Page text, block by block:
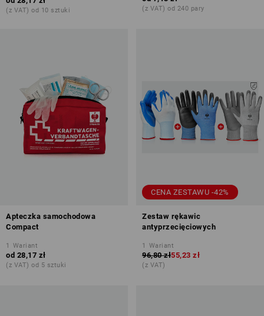
(z VAT) od 10 sztuki (z VAT) od 240 pary
Apteczka samochodowa
Compact
1 Wariant
od 28,17 zł
(z VAT) od 5 sztuki
CENA ZESTAWU -42%
Zestaw rękawic
antyprzecięciowych
1 Wariant
96,80 zł55,23 zł
(z VAT)